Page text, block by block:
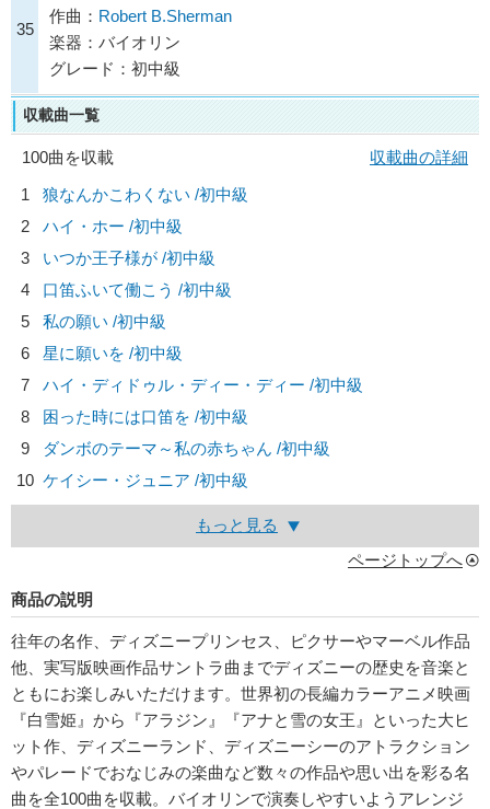
35
作曲： Robert B.Sherman
楽器：バイオリン
グレード：初中級
収載曲一覧
100曲を収載
収載曲の詳細
1
狼なんかこわくない /初中級
2
ハイ・ホー /初中級
3
いつか王子様が /初中級
4
口笛ふいて働こう /初中級
5
私の願い /初中級
6
星に願いを /初中級
7
ハイ・ディドゥル・ディー・ディー /初中級
8
困った時には口笛を /初中級
9
ダンボのテーマ～私の赤ちゃん /初中級
10 ケイシー・ジュニア /初中級
もっと見る
ページトップへ
商品の説明
往年の名作、ディズニープリンセス、ピクサーやマーベル作品
他、実写版映画作品サントラ曲までディズニーの歴史を音楽と
ともにお楽しみいただけます。世界初の長編カラーアニメ映画
『白雪姫』から『アラジン』『アナと雪の女王』といった大ヒ
ット作、ディズニーランド、ディズニーシーのアトラクション
やパレードでおなじみの楽曲など数々の作品や思い出を彩る名
曲を全100曲を収載。バイオリンで演奏しやすいようアレンジ